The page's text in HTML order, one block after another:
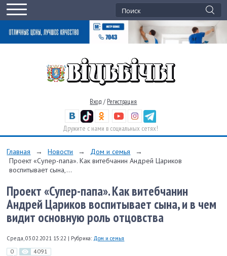
Вход / Регистрация
Дружите с нами в социальных сетях!
Главная → Новости → Дом и семья
→
Проект «Супер-папа». Как витебчанин Андрей Цариков
воспитывает сына,...
Проект «Супер-папа». Как витебчанин
Андрей Цариков воспитывает сына, и в чем
видит основную роль отцовства
Среда, 03.02.2021 15:22 | Рубрика: Дом и семья
0 4091